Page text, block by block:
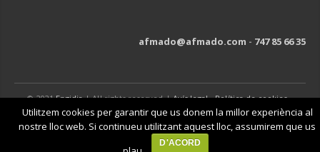
afmado@afmado.com - 747 85 66 35
© 2021Engidia| All rights reserved |Avís legal-Política de cookies-
Política de privacitat
Utilitzem cookies per garantir que us donem la millor experiència al
nostre lloc web. Si continueu utilitzant aquest lloc, assumirem que us
D'ACORD